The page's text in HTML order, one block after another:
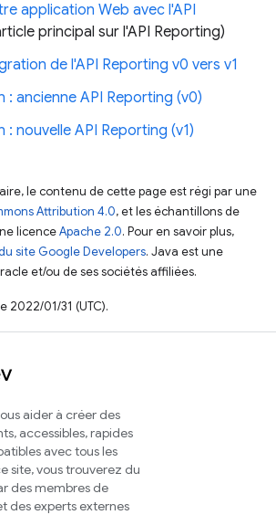
application Web avec l'API
principal sur l'API Reporting)
de l'API Reporting v0 vers v1
: ancienne API Reporting (v0)
: nouvelle API Reporting (v1)
le contenu de cette page est régi par une
Attribution 4.0, et les échantillons de
licenceApache 2.0. Pour en savoir plus,
site Google Developers. Java est une
et/ou de ses sociétés affiliées.
2022/01/31 (UTC).
aider à créer des
accessibles, rapides
avec tous les
site, vous trouverez du
des membres de
des experts externes